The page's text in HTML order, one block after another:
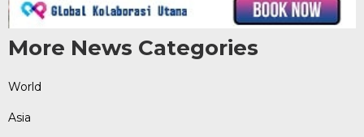
More News Categories
World
Asia